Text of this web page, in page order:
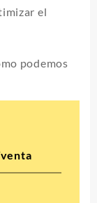
el
podemos